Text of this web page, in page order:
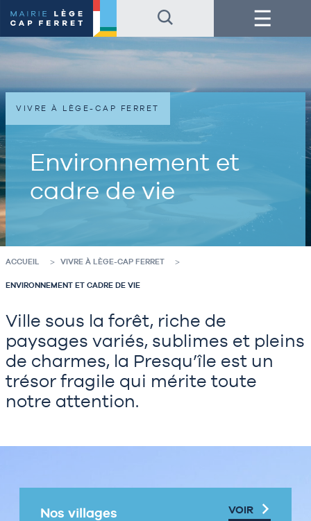
au
contenu
de
la
au
pied
de
page
Menu
Environnement et
cadre de vie
VIVRE À LÈGE-CAP FERRET
ACCUEIL VIVRE À LÈGE-CAP FERRET
ENVIRONNEMENT ET CADRE DE VIE
Ville sous la forêt, riche de
paysages variés, sublimes et pleins
de charmes, la Presqu’île est un
trésor fragile qui mérite toute
notre attention.
Nos villages VOIR